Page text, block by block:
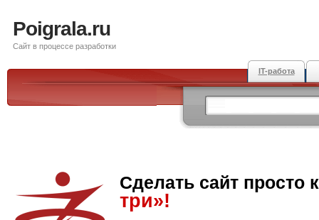
Poigrala.ru
Сайт в процессе разработки
IT-работа
Сделать сайт просто
три»!